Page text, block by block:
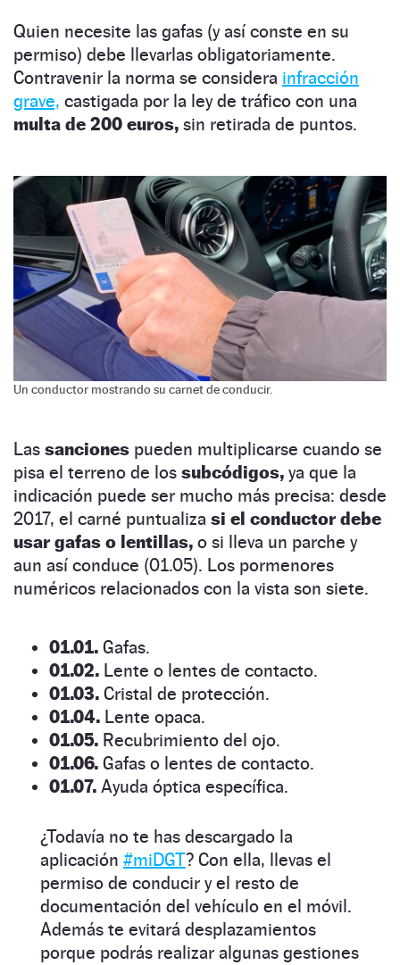
Quien necesite las gafas (y así conste en su
permiso) debe llevarlas obligatoriamente.
Contravenir la norma se considera infracción
grave, castigada por la ley de tráfico con una
multa de 200 euros, sin retirada de puntos.
Un conductor mostrando su carnet de conducir.
Las sanciones pueden multiplicarse cuando se
pisa el terreno de los subcódigos, ya que la
indicación puede ser mucho más precisa: desde
2017, el carné puntualiza si el conductor debe
usar gafas o lentillas, o si lleva un parche y
aun así conduce (01.05). Los pormenores
numéricos relacionados con la vista son siete.
01.01. Gafas.
01.02. Lente o lentes de contacto.
01.03. Cristal de protección.
01.04. Lente opaca.
01.05. Recubrimiento del ojo.
01.06. Gafas o lentes de contacto.
01.07. Ayuda óptica específica.
¿Todavía no te has descargado la
aplicación #miDGT? Con ella, llevas el
permiso de conducir y el resto de
documentación del vehículo en el móvil.
Además te evitará desplazamientos
porque podrás realizar algunas gestiones